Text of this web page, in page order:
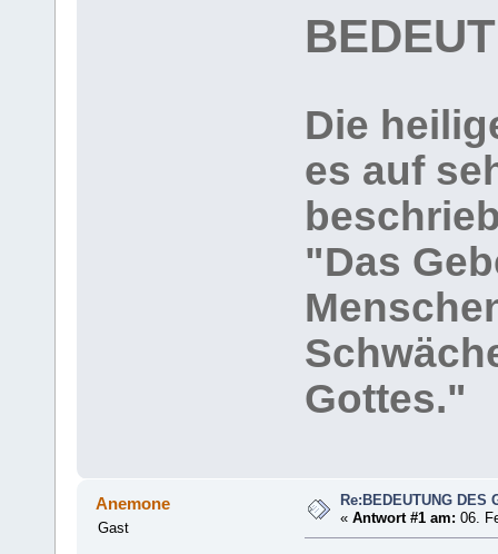
Die
es auf
"Das
Gottes."
Anemone
Gast
Re:BEDEUTUNG DES
«Antwort #1 am: 06.